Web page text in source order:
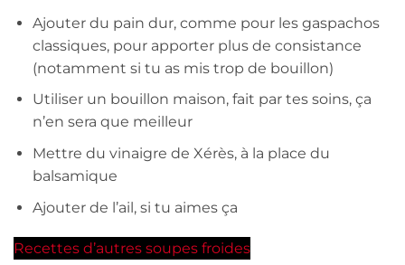
Ajouter du pain dur, comme pour les gaspachos
classiques, pour apporter plus de consistance
(notamment si tu as mis trop de bouillon)
Utiliser un bouillon maison, fait par tes soins, ça
n’en sera que meilleur
Mettre du vinaigre de Xérès, à la place du
balsamique
Ajouter de l’ail, si tu aimes ça
Recettes d’autres soupes froides